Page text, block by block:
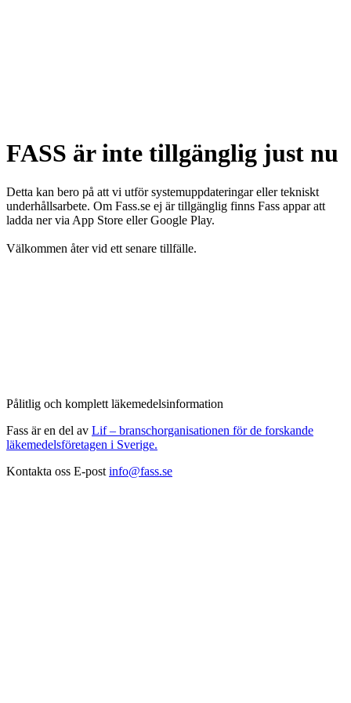
FASS är inte tillgänglig just nu
Detta kan bero på att vi utför systemuppdateringar eller tekniskt
underhållsarbete. Om Fass.se ej är tillgänglig finns Fass appar att
ladda ner via App Store eller Google Play.
Välkommen åter vid ett senare tillfälle.
Pålitlig och komplett läkemedelsinformation
Fass är en del av Lif – branschorganisationen för de forskande
läkemedelsföretagen i Sverige.
Kontakta oss E-post info@fass.se